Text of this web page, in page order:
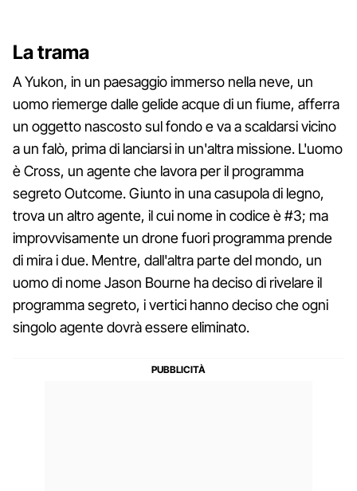
La trama
A Yukon, in un paesaggio immerso nella neve, un
uomo riemerge dalle gelide acque di un fiume, afferra
un oggetto nascosto sul fondo e va a scaldarsi vicino
a un falò, prima di lanciarsi in un'altra missione. L'uomo
è Cross, un agente che lavora per il programma
segreto Outcome. Giunto in una casupola di legno,
trova un altro agente, il cui nome in codice è #3; ma
improvvisamente un drone fuori programma prende
di mira i due. Mentre, dall'altra parte del mondo, un
uomo di nome Jason Bourne ha deciso di rivelare il
programma segreto, i vertici hanno deciso che ogni
singolo agente dovrà essere eliminato.